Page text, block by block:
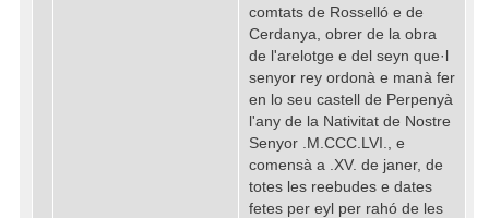
comtats de Rosselló e de
Cerdanya, obrer de la obra
de l'arelotge e del seyn que·l
senyor rey ordonà e manà fer
en lo seu castell de Perpenyà
l'any de la Nativitat de Nostre
Senyor .M.CCC.LVI., e
comensà a .XV. de janer, de
totes les reebudes e dates
fetes per eyl per rahó de les